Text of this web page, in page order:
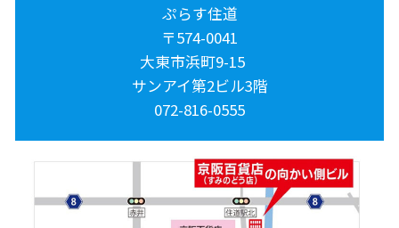
ぷらす住道
〒574-0041
大東市浜町9-15
サンアイ第2ビル3階
072-816-0555